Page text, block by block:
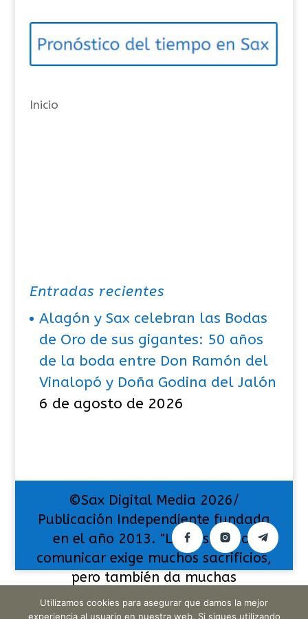
o
í
s
Inicio
Entradas recientes
Alagón y Sax celebran las Bodas
de Oro de sus gigantes: 50 años
de la boda entre Don Ramón del
Vinalopó y Doña Godina del Jalón
6 de agosto de 2026
©Sax Digital Media 2026/
Publicación Independiente fundada
en el año 2013. "La pasión por
comunicar exige muchos sacrificios,
pero también da muchas
satisfacciones".
Utilizamos cookies para asegurar que damos la mejor
experiencia al usuario en nuestra web. Si sigues utilizando